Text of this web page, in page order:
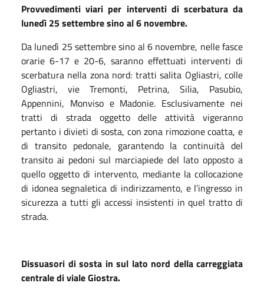
Provvedimenti viari per interventi di scerbatura da
lunedì 25 settembre sino al 6 novembre.
Da lunedì 25 settembre sino al 6 novembre, nelle fasce
orarie 6-17 e 20-6, saranno effettuati interventi di
scerbatura nella zona nord: tratti salita Ogliastri, colle
Ogliastri, vie Tremonti, Petrina, Silia, Pasubio,
Appennini, Monviso e Madonie. Esclusivamente nei
tratti di strada oggetto delle attività vigeranno
pertanto i divieti di sosta, con zona rimozione coatta, e
di transito pedonale, garantendo la continuità del
transito ai pedoni sul marciapiede del lato opposto a
quello oggetto di intervento, mediante la collocazione
di idonea segnaletica di indirizzamento, e l’ingresso in
sicurezza a tutti gli accessi insistenti in quel tratto di
strada.
Dissuasori di sosta in sul lato nord della carreggiata
centrale di viale Giostra.